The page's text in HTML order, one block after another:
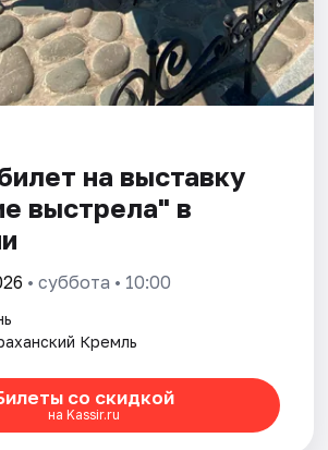
на выставку
выстрела" в
• суббота • 10:00
Кремль
со скидкой
на Kassir.ru